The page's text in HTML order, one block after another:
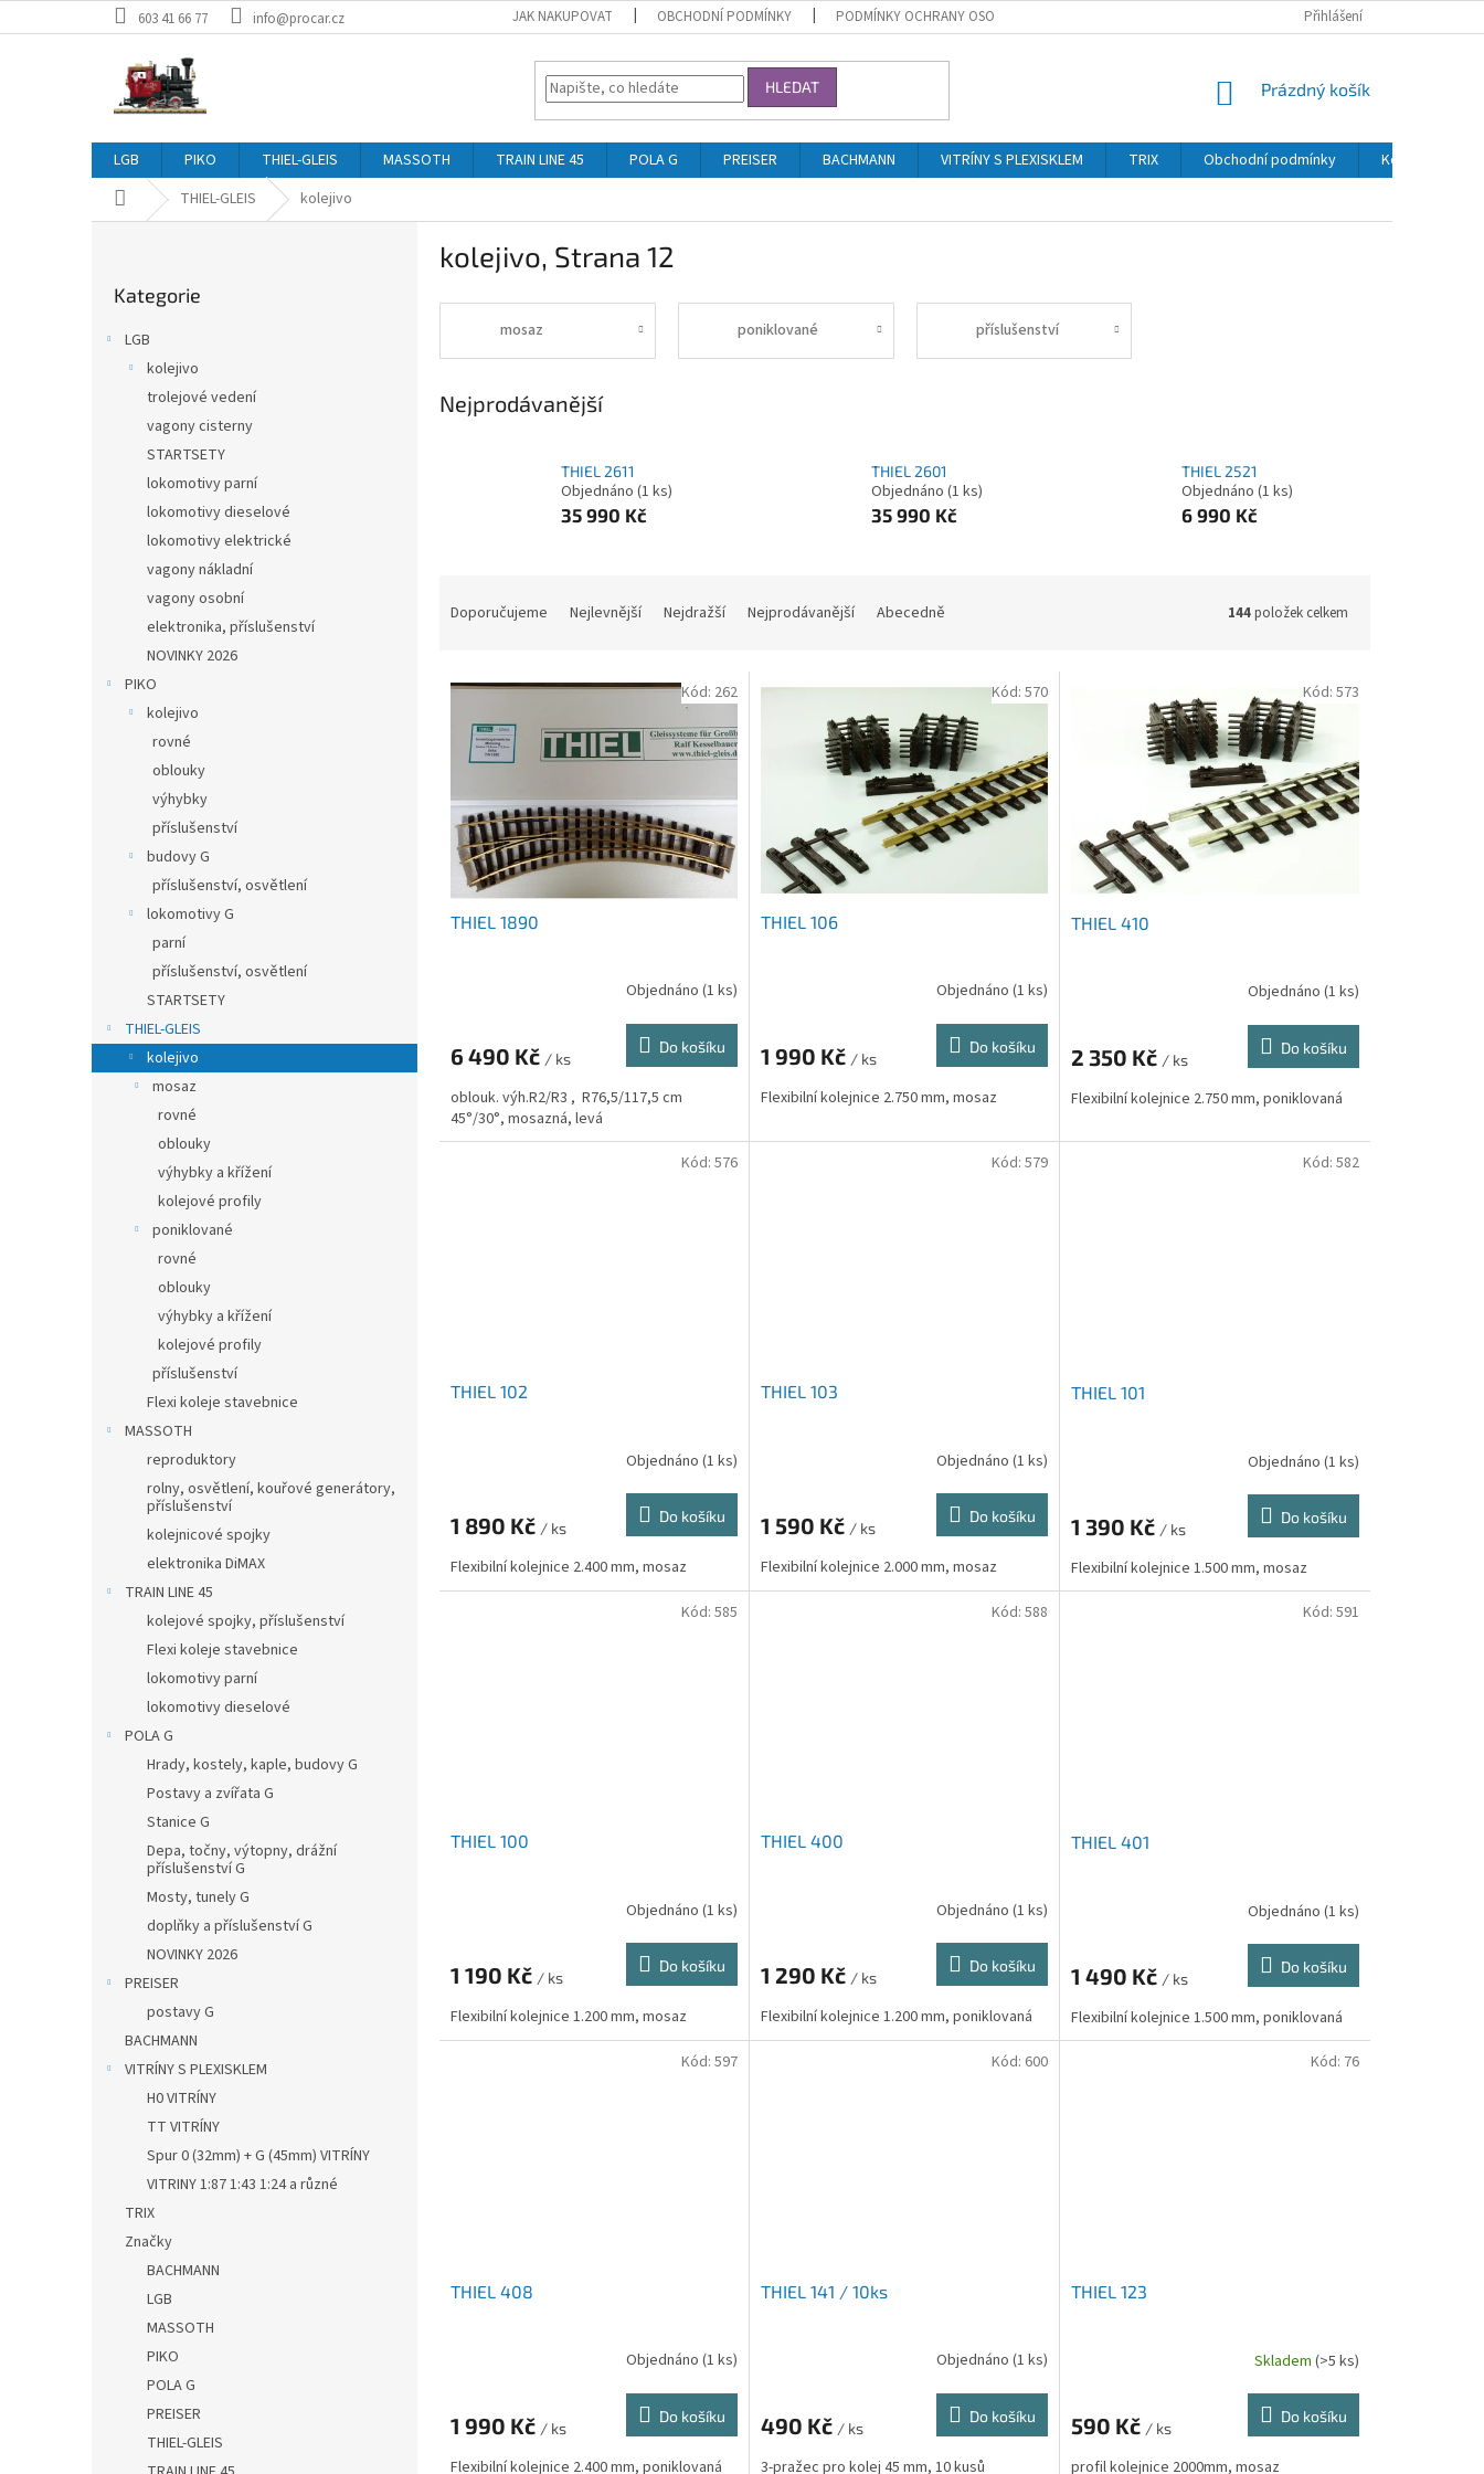
na
603 41 66 77 info@procar.cz JAK NAKUPOVAT OBCHODNÍ PODMÍNKY PODMÍNKY OCHRANY OSOBNÍCH ÚDAJŮ Přihlášení
HLEDAT
NÁKUPNÍ
Prázdný košík
LGB PIKO THIEL-GLEIS MASSOTH TRAIN LINE 45 POLA G PREISER BACHMANN VITRÍNY S PLEXISKLEM TRIX Obchodní podmínky
Kontakty
Domů THIEL-GLEIS kolejivo
kategorie
Kategorie
LGB
kolejivo
trolejové vedení
vagony cisterny
STARTSETY
lokomotivy parní
lokomotivy dieselové
lokomotivy elektrické
vagony nákladní
vagony osobní
elektronika, příslušenství
NOVINKY 2026
PIKO
kolejivo
rovné
oblouky
výhybky
příslušenství
budovy G
příslušenství, osvětlení
lokomotivy G
parní
příslušenství, osvětlení
STARTSETY
THIEL-GLEIS
kolejivo
mosaz
rovné
oblouky
výhybky a křížení
kolejové profily
poniklované
rovné
oblouky
výhybky a křížení
kolejové profily
příslušenství
Flexi koleje stavebnice
MASSOTH
reproduktory
rolny, osvětlení, kouřové generátory,
příslušenství
kolejnicové spojky
elektronika DiMAX
TRAIN LINE 45
kolejové spojky, příslušenství
Flexi koleje stavebnice
lokomotivy parní
lokomotivy dieselové
POLA G
Hrady, kostely, kaple, budovy G
Postavy a zvířata G
Stanice G
Depa, točny, výtopny, drážní
příslušenství G
Mosty, tunely G
doplňky a příslušenství G
NOVINKY 2026
PREISER
postavy G
BACHMANN
VITRÍNY S PLEXISKLEM
H0 VITRÍNY
TT VITRÍNY
Spur 0 (32mm) + G (45mm) VITRÍNY
VITRINY 1:87 1:43 1:24 a různé
TRIX
Značky
BACHMANN
LGB
MASSOTH
PIKO
POLA G
PREISER
THIEL-GLEIS
kolejivo, Strana 12
mosaz poniklované příslušenství
Nejprodávanější
THIEL 2611
Objednáno (1 ks)
35 990 Kč
THIEL 2601
Objednáno (1 ks)
35 990 Kč
THIEL 2521
Objednáno (1 ks)
6 990 Kč
n
Doporučujeme Nejlevnější Nejdražší Nejprodávanější Abecedně 144položek celkem
V
p
THIEL 1890
Objednáno (1 ks)
6 490 Kč / ks
Do košíku
oblouk. výh.R2/R3 , R76,5/117,5 cm
45°/30°, mosazná, levá
Kód: 262
THIEL 106
Objednáno (1 ks)
1 990 Kč / ks
Do košíku
Flexibilní kolejnice 2.750 mm, mosaz
Kód: 570
THIEL 410
Objednáno (1 ks)
2 350 Kč / ks
Do košíku
Flexibilní kolejnice 2.750 mm, poniklovaná
Kód: 573
THIEL 102
Objednáno (1 ks)
1 890 Kč / ks
Do košíku
Flexibilní kolejnice 2.400 mm, mosaz
Kód: 576
THIEL 103
Objednáno (1 ks)
1 590 Kč / ks
Do košíku
Flexibilní kolejnice 2.000 mm, mosaz
Kód: 579
THIEL 101
Objednáno (1 ks)
1 390 Kč / ks
Do košíku
Flexibilní kolejnice 1.500 mm, mosaz
Kód: 582
THIEL 100
Objednáno (1 ks)
1 190 Kč / ks
Do košíku
Flexibilní kolejnice 1.200 mm, mosaz
Kód: 585
THIEL 400
Objednáno (1 ks)
1 290 Kč / ks
Do košíku
Flexibilní kolejnice 1.200 mm, poniklovaná
Kód: 588
THIEL 401
Objednáno (1 ks)
1 490 Kč / ks
Do košíku
Flexibilní kolejnice 1.500 mm, poniklovaná
Kód: 591
THIEL 408
Objednáno (1 ks)
1 990 Kč / ks
Do košíku
Flexibilní kolejnice 2.400 mm, poniklovaná
Kód: 597
THIEL 141 / 10ks
Objednáno (1 ks)
490 Kč / ks
Do košíku
3-pražec pro kolej 45 mm, 10 kusů
Kód: 600
THIEL 123
Skladem (>5 ks)
590 Kč / ks
Do košíku
profil kolejnice 2000mm, mosaz
Kód: 76